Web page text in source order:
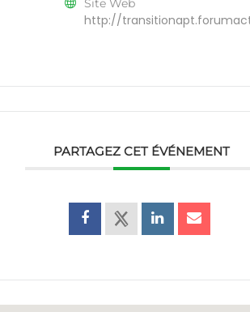
Site Web
http://
PARTAGEZ CET ÉVÉNEMENT